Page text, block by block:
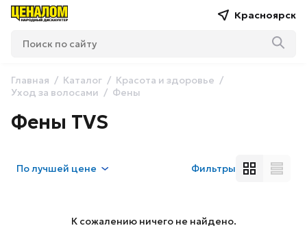
Красноярск
Главная Каталог
Красота и здоровье
Уход за волосами
Фены
Фены TVS
Получшей цене Фильтры
К сожалению ничего не найдено.